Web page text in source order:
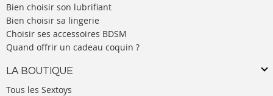
Bien choisir son lubrifiant
Bien choisir sa lingerie
Choisir ses accessoires BDSM
Quand offrir un cadeau coquin ?
LA BOUTIQUE
Tous les Sextoys